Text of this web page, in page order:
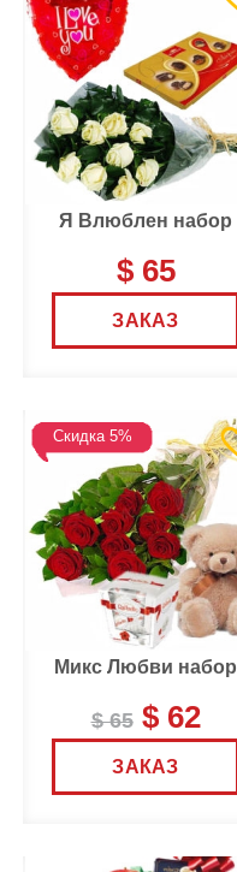
Я Влюблен набор
$ 65
ЗАКАЗ
Скидка 5%
Микс Любви набор
$ 65$ 62
ЗАКАЗ